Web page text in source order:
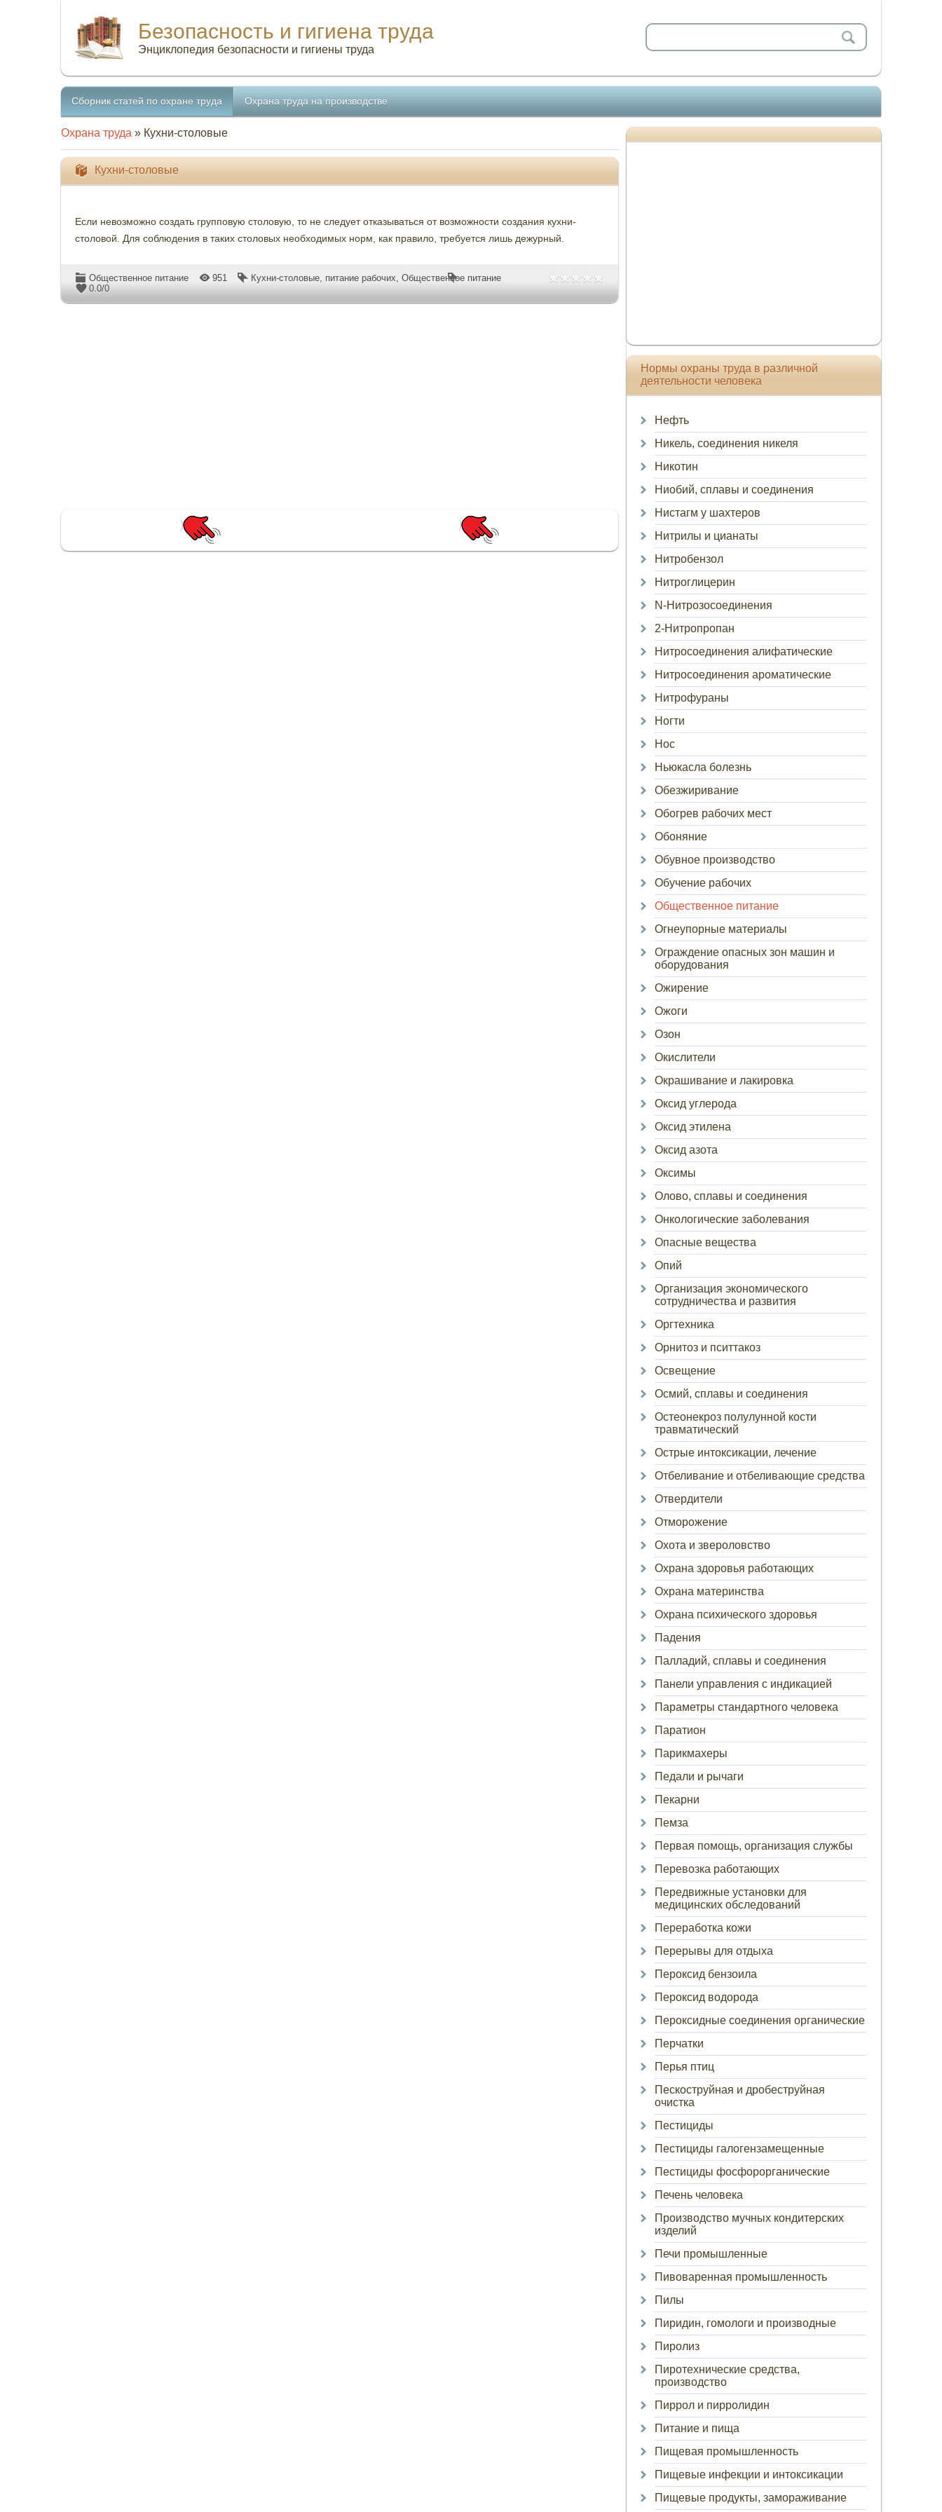
Безопасность и гигиена труда
Энциклопедия безопасности и гигиены труда
Сборник статей по охране труда Охрана труда на производстве
Охрана труда » Кухни-столовые
Кухни-столовые
Если невозможно создать групповую столовую, то не следует отказываться от возможности создания кухни-
столовой. Для соблюдения в таких столовых необходимых норм, как правило, требуется лишь дежурный.
Общественное питание 951 Кухни-столовые, питание рабочих, Общественное питание
0.0/0
Нормы охраны труда в различной
деятельности человека
Нефть
Никель, соединения никеля
Никотин
Ниобий, сплавы и соединения
Нистагм у шахтеров
Нитрилы и цианаты
Нитробензол
Нитроглицерин
N-Нитрозосоединения
2-Нитропропан
Нитросоединения алифатические
Нитросоединения ароматические
Нитрофураны
Ногти
Нос
Ньюкасла болезнь
Обезжиривание
Обогрев рабочих мест
Обоняние
Обувное производство
Обучение рабочих
Общественное питание
Огнеупорные материалы
Ограждение опасных зон машин и
оборудования
Ожирение
Ожоги
Озон
Окислители
Окрашивание и лакировка
Оксид углерода
Оксид этилена
Оксид азота
Оксимы
Олово, сплавы и соединения
Онкологические заболевания
Опасные вещества
Опий
Организация экономического
сотрудничества и развития
Оргтехника
Орнитоз и пситтакоз
Освещение
Осмий, сплавы и соединения
Остеонекроз полулунной кости
травматический
Острые интоксикации, лечение
Отбеливание и отбеливающие средства
Отвердители
Отморожение
Охота и звероловство
Охрана здоровья работающих
Охрана материнства
Охрана психического здоровья
Падения
Палладий, сплавы и соединения
Панели управления с индикацией
Параметры стандартного человека
Паратион
Парикмахеры
Педали и рычаги
Пекарни
Пемза
Первая помощь, организация службы
Перевозка работающих
Передвижные установки для
медицинских обследований
Переработка кожи
Перерывы для отдыха
Пероксид бензоила
Пероксид водорода
Пероксидные соединения органические
Перчатки
Перья птиц
Пескоструйная и дробеструйная
очистка
Пестициды
Пестициды галогензамещенные
Пестициды фосфорорганические
Печень человека
Производство мучных кондитерских
изделий
Печи промышленные
Пивоваренная промышленность
Пилы
Пиридин, гомологи и производные
Пиролиз
Пиротехнические средства,
производство
Пиррол и пирролидин
Питание и пища
Пищевая промышленность
Пищевые инфекции и интоксикации
Пищевые продукты, замораживание